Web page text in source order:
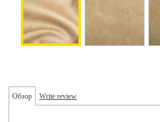
Обзор Write review